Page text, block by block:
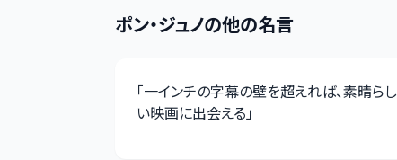
ポン・ジュノの他の名言
「一インチの字幕の壁を超えれば、素晴らし
い映画に出会える」